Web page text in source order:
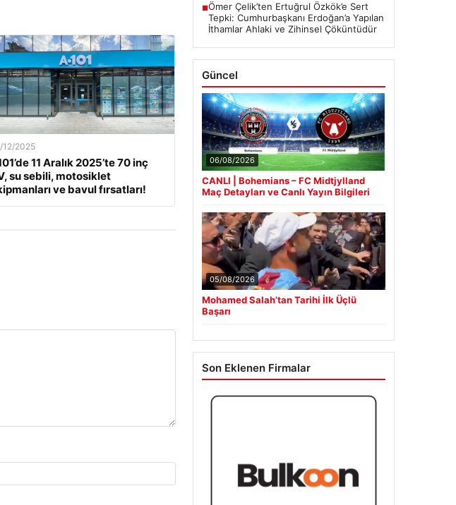
12/2025
11 Aralık 2025’te 70 inç
su sebili, motosiklet
ve bavul fırsatları!
■Ömer Çelik’ten Ertuğrul Özkök’e Sert
Tepki: Cumhurbaşkanı Erdoğan’a Yapılan
İthamlar Ahlaki ve Zihinsel Çöküntüdür
Güncel
06/08/2026
CANLI | Bohemians – FC Midtjylland
Maç Detayları ve Canlı Yayın Bilgileri
05/08/2026
Mohamed Salah’tan Tarihi İlk Üçlü
Başarı
Son Eklenen Firmalar